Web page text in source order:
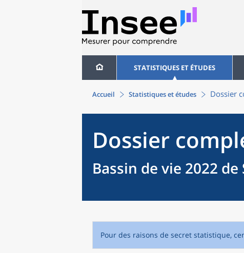
STATISTIQUES ET ÉTUDES
Accueil Statistiques et études Dossier
Dossier
Bassin de vie 2022
Pour des raisons de secret statistique,